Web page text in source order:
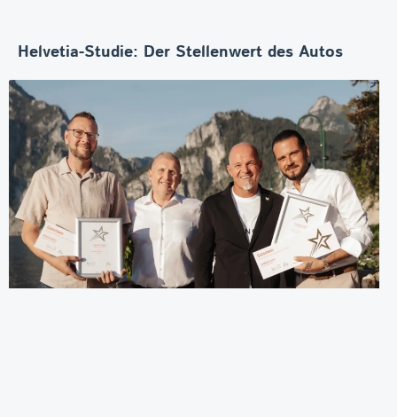
Helvetia-Studie: Der Stellenwert des Autos